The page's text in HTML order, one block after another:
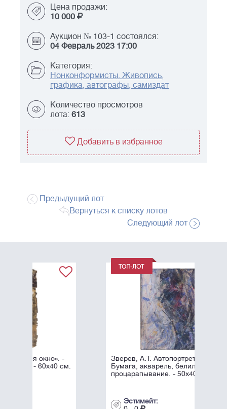
Цена продажи:
10 000
Аукцион № 103-1 состоялся:
04 Февраль 2023 17:00
Категория:
Нонконформисты. Живопись,
графика, автографы, самиздат
Количество просмотров
лота: 613
Добавить в избранное
Предыдущий лот
Вернуться к списку лотов
Следующий лот
Зверев, А.Т. Автопортрет. 1958.
Бумага, акварель, белила,
процарапывание. - 50х40 см.